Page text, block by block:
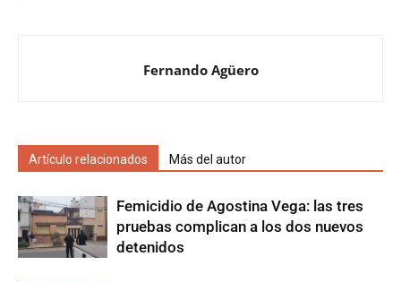
Fernando Agüero
Artículo relacionados Más del autor
Femicidio de Agostina Vega: las tres
pruebas complican a los dos nuevos
detenidos